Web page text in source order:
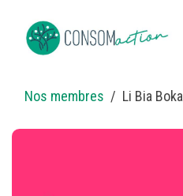
Nos membres Li Bia Bokal